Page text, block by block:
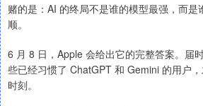
赌的是：AI 的终局不是谁的模型最强，而是
顺。
6 月 8 日，Apple 会给出它的完整答案。届
些已经习惯了 ChatGPT 和 Gemini 的用户
时刻。